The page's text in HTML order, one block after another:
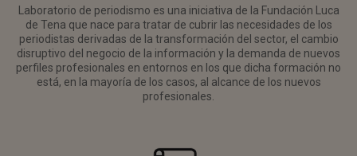
Laboratorio de periodismo es una iniciativa de la Fundación Luca
de Tena que nace para tratar de cubrir las necesidades de los
periodistas derivadas de la transformación del sector, el cambio
disruptivo del negocio de la información y la demanda de nuevos
perfiles profesionales en entornos en los que dicha formación no
está, en la mayoría de los casos, al alcance de los nuevos
profesionales.